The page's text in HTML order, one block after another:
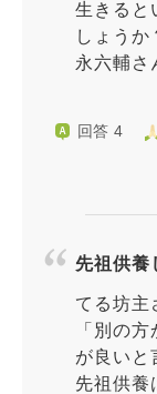
生きると
しょうか
永六輔さ
回答 4
先祖供養
てる坊主
「別の
が良いと
先祖供養